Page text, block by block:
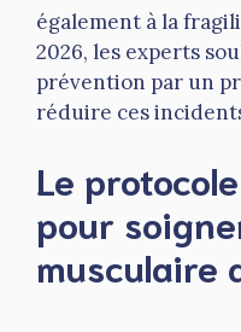
également à la
2026, les experts
prévention par un
réduire ces
Le
pour
musculaire